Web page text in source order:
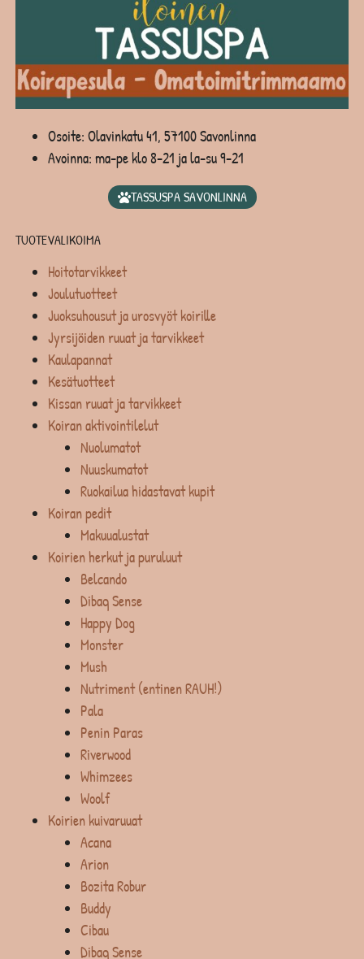
Osoite: Olavinkatu 41, 57100 Savonlinna
Avoinna: ma-pe klo 8-21 ja la-su 9-21
TASSUSPA SAVONLINNA
TUOTEVALIKOIMA
Hoitotarvikkeet
Joulutuotteet
Juoksuhousut ja urosvyöt koirille
Jyrsijöiden ruuat ja tarvikkeet
Kaulapannat
Kesätuotteet
Kissan ruuat ja tarvikkeet
Koiran aktivointilelut
Nuolumatot
Nuuskumatot
Ruokailua hidastavat kupit
Koiran pedit
Makuualustat
Koirien herkut ja puruluut
Belcando
Dibaq Sense
Happy Dog
Monster
Mush
Nutriment (entinen RAUH!)
Pala
Penin Paras
Riverwood
Whimzees
Woolf
Koirien kuivaruuat
Acana
Arion
Bozita Robur
Buddy
Cibau
Dibaq Sense